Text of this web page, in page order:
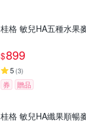
桂格 敏兒HA五種水果
$899
5 (3)
券 贈品
桂格 敏兒HA纖果順暢